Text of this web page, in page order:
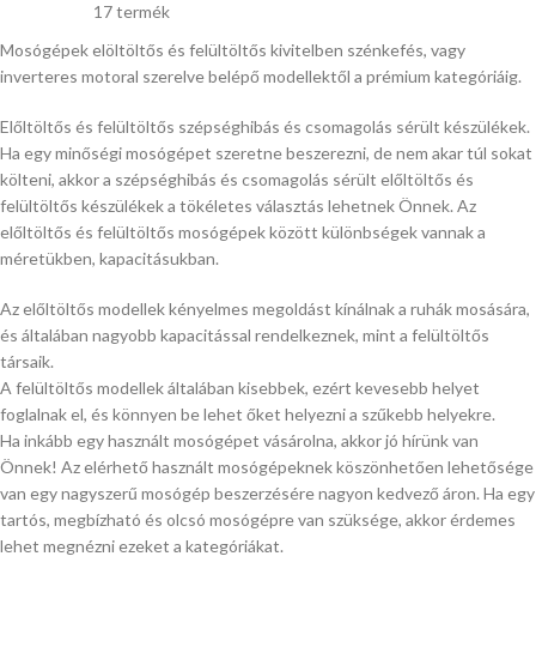
17 termék
Mosógépek elöltöltős és felültöltős kivitelben szénkefés, vagy
inverteres motoral szerelve belépő modellektől a prémium kategóriáig.
Előltöltős és felültöltős szépséghibás és csomagolás sérült készülékek.
Ha egy minőségi mosógépet szeretne beszerezni, de nem akar túl sokat
költeni, akkor a szépséghibás és csomagolás sérült előltöltős és
felültöltős készülékek a tökéletes választás lehetnek Önnek. Az
előltöltős és felültöltős mosógépek között különbségek vannak a
méretükben, kapacitásukban.
Az előltöltős modellek kényelmes megoldást kínálnak a ruhák mosására,
és általában nagyobb kapacitással rendelkeznek, mint a felültöltős
társaik.
A felültöltős modellek általában kisebbek, ezért kevesebb helyet
foglalnak el, és könnyen be lehet őket helyezni a szűkebb helyekre.
Ha inkább egy használt mosógépet vásárolna, akkor jó hírünk van
Önnek! Az elérhető használt mosógépeknek köszönhetően lehetősége
van egy nagyszerű mosógép beszerzésére nagyon kedvező áron. Ha egy
tartós, megbízható és olcsó mosógépre van szüksége, akkor érdemes
lehet megnézni ezeket a kategóriákat.